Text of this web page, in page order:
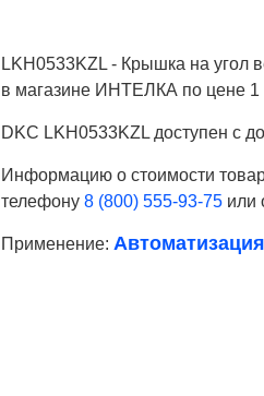
LKH0533KZL - Крышка на угол
в магазине ИНТЕЛКА по цене 1
DKC LKH0533KZL доступен с
Информацию о стоимости
телефону 8 (800) 555-93-75 или
Применение:Ваше имя